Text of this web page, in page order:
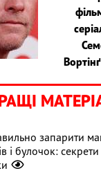
запарити
і булочок: